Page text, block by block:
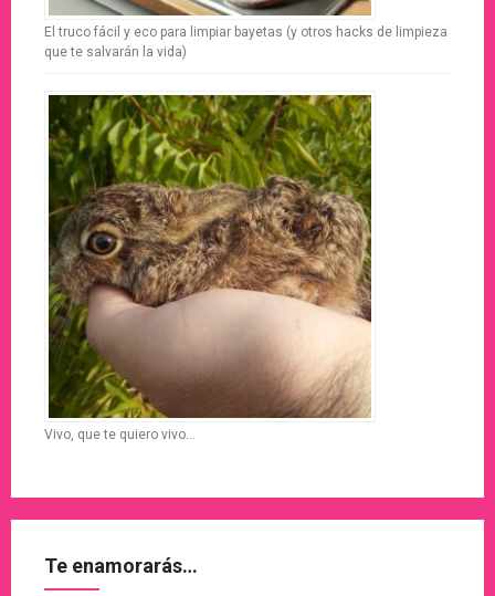
El truco fácil y eco para limpiar bayetas (y otros hacks de limpieza
que te salvarán la vida)
Vivo, que te quiero vivo…
Te enamorarás…